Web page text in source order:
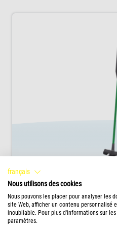
GS 45 Aquarium
Le Tetra GS 45
d'éliminer simplement
français
Nous utilisons des cookies
Nous pouvons les placer pour analyser les
site Web, afficher un contenu personnalisé
inoubliable. Pour plus d'informations sur
paramètres.